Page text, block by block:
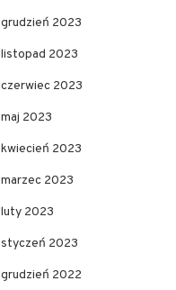
grudzień 2023
listopad 2023
czerwiec 2023
maj 2023
kwiecień 2023
marzec 2023
luty 2023
styczeń 2023
grudzień 2022